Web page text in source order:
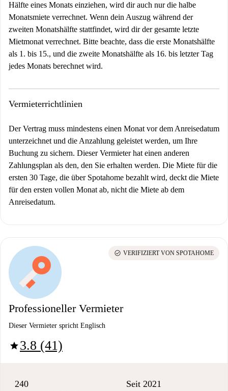
Hälfte eines Monats einziehen, wird dir auch nur die halbe
Monatsmiete verrechnet. Wenn dein Auszug während der
zweiten Monatshälfte stattfindet, wird dir der gesamte letzte
Mietmonat verrechnet. Bitte beachte, dass die erste Monatshälfte
als 1. bis 15., und die zweite Monatshälfte als 16. bis letzter Tag
jedes Monats berechnet wird.
Vermieterrichtlinien
Der Vertrag muss mindestens einen Monat vor dem Anreisedatum
unterzeichnet und die Anzahlung geleistet werden, um Ihre
Buchung zu sichern. Dieser Vermieter hat einen anderen
Zahlungsplan als den, den Sie erhalten werden. Die Miete für die
ersten 30 Tage, die über Spotahome bezahlt wird, deckt die Miete
für den ersten vollen Monat ab, nicht die Miete ab dem
Anreisedatum.
Professioneller Vermieter
Dieser Vermieter spricht Englisch
star3.8 (41)
check_circle VERIFIZIERT VON SPOTAHOME
240 Seit 2021